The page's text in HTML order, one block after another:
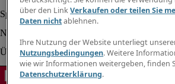
über den LinkVerkaufen oder teilen Sie
Daten nichtablehnen.
Ihre Nutzung der Website unterliegt
Nutzungsbedingungen. Weitere
wie wir Informationen weitergeben, finden
Datenschutzerklärung.